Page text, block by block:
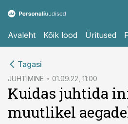
Avaleht Kõik lood Üritused
Tagasi
JUHTIMINE 01.09.22, 11:00
Kuidas juhtida
muutlikel